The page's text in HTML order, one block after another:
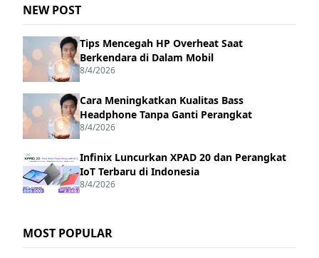
NEW POST
Tips Mencegah HP Overheat Saat
Berkendara di Dalam Mobil
8/4/2026
Cara Meningkatkan Kualitas Bass
Headphone Tanpa Ganti Perangkat
8/4/2026
Infinix Luncurkan XPAD 20 dan Perangkat
IoT Terbaru di Indonesia
8/4/2026
MOST POPULAR